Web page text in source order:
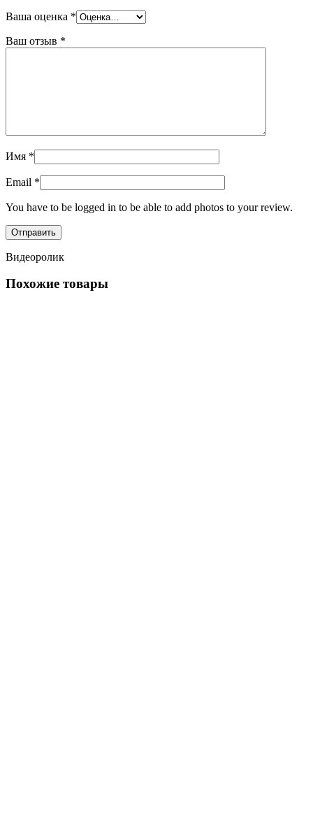
Ваша оценка *
Ваш отзыв *
Имя *
Email *
You have to be logged in to be able to add photos to your review.
Видеоролик
Похожие товары